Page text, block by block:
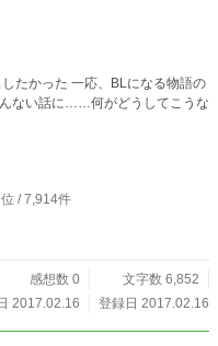
たかった 一応、BLになる物語の
ない話に……何がどうしてこうな
位 / 7,914件
感想数 0
文字数 6,852
2017.02.16
登録日 2017.02.16